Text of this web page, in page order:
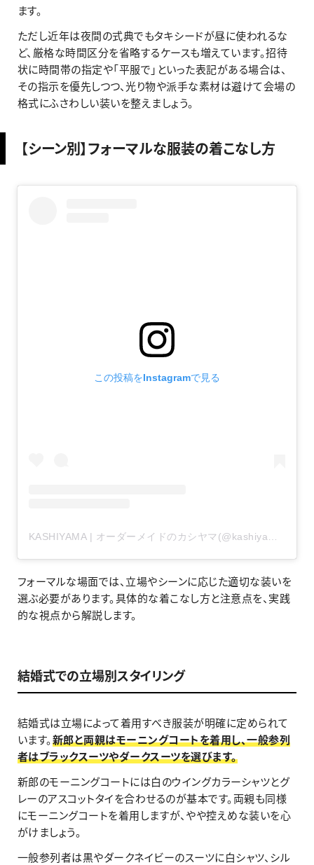
ます。
ただし近年は夜間の式典でもタキシードが昼に使われるな
ど、厳格な時間区分を省略するケースも増えています。招待
状に時間帯の指定や「平服で」といった表記がある場合は、
その指示を優先しつつ、光り物や派手な素材は避けて会場の
格式にふさわしい装いを整えましょう。
【シーン別】フォーマルな服装の着こなし方
この投稿をInstagramで見る
フォーマルな場面では、立場やシーンに応じた適切な装いを
選ぶ必要があります。具体的な着こなし方と注意点を、実践
的な視点から解説します。
結婚式での立場別スタイリング
結婚式は立場によって着用すべき服装が明確に定められて
います。新郎と両親はモーニングコートを着用し、一般参列
者はブラックスーツやダークスーツを選びます。
新郎のモーニングコートには白のウイングカラーシャツとグ
レーのアスコットタイを合わせるのが基本です。両親も同様
にモーニングコートを着用しますが、やや控えめな装いを心
がけましょう。
一般参列者は黒やダークネイビーのスーツに白シャツ、シル